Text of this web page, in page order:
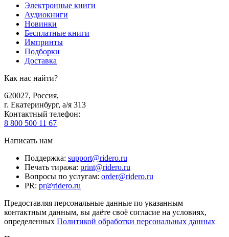
Электронные книги
Аудиокниги
Новинки
Бесплатные книги
Импринты
Подборки
Доставка
Как нас найти?
620027, Россия,
г. Екатеринбург, а/я 313
Контактный телефон:
8 800 500 11 67
Написать нам
Поддержка: support@ridero.ru
Печать тиража: print@ridero.ru
Вопросы по услугам: order@ridero.ru
PR: pr@ridero.ru
Предоставляя персональные данные по указанным
контактным данным, вы даёте своё согласие на условиях,
определенных Политикой обработки персональных данных